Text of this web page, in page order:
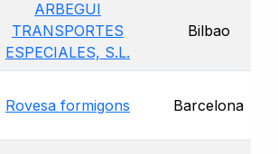
ARBEGUI
TRANSPORTES
ESPECIALES, S.L.
Bilbao
Rovesa formigons Barcelona